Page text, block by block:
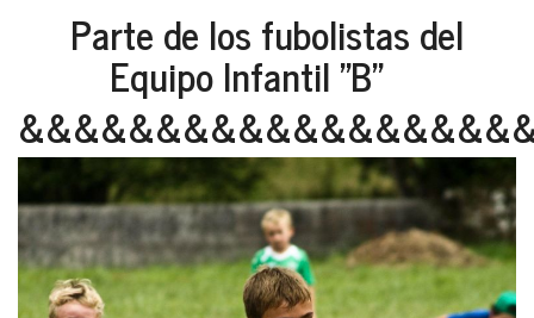
Parte de los fubolistas del
Equipo Infantil "B"